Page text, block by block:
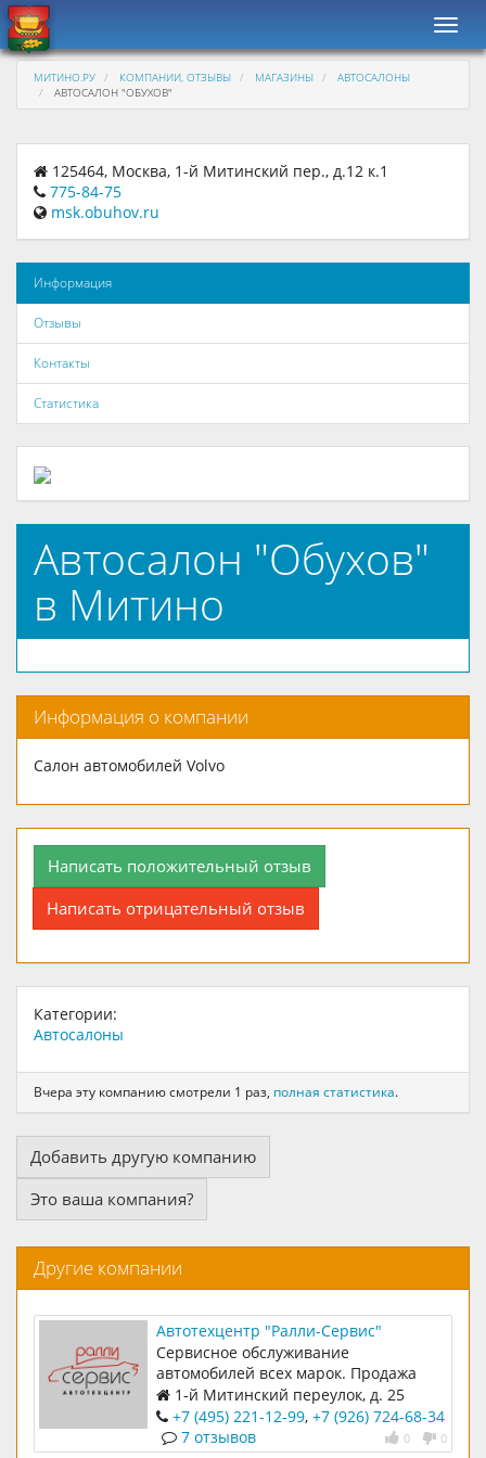
МИТИНО.РУ КОМПАНИИ, ОТЗЫВЫ МАГАЗИНЫ
АВТОСАЛОНЫ
АВТОСАЛОН "ОБУХОВ"
125464, Москва, 1-й Митинский пер., д.12 к.1
775-84-75
msk.obuhov.ru
Информация
Отзывы
Контакты
Статистика
Автосалон "Обухов"
в Митино
Информация о компании
Салон автомобилей Volvo
Написать положительный отзыв
Написать отрицательный отзыв
Категории:
Автосалоны
Вчера эту компанию смотрели 1 раз, полная статистика.
Добавить другую компанию
Это ваша компания?
Другие компании
Автотехцентр "Ралли-Сервис"
Сервисное обслуживание
автомобилей всех марок. Продажа
авто с пробегом
1-й Митинский переулок, д. 25
+7 (495) 221-12-99, +7 (926) 724-68-34
0 0
7 отзывов